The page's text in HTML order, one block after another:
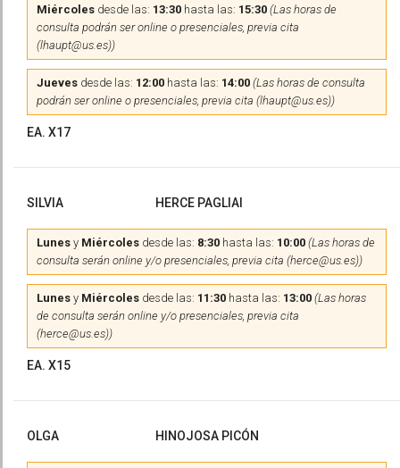
Miércoles desde las: 13:30 hasta las: 15:30 (Las horas de
consulta podrán ser online o presenciales, previa cita
(lhaupt@us.es))
Jueves desde las: 12:00 hasta las: 14:00 (Las horas de consulta
podrán ser online o presenciales, previa cita (lhaupt@us.es))
EA. X17
SILVIA HERCE PAGLIAI
Lunes y Miércoles desde las: 8:30 hasta las: 10:00 (Las horas de
consulta serán online y/o presenciales, previa cita (herce@us.es))
Lunes y Miércoles desde las: 11:30 hasta las: 13:00 (Las horas
de consulta serán online y/o presenciales, previa cita
(herce@us.es))
EA. X15
OLGA HINOJOSA PICÓN